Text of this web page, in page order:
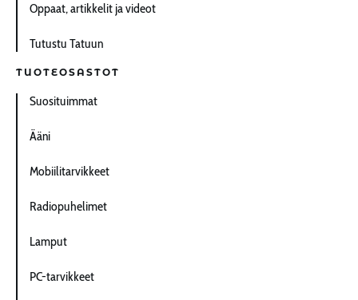
Oppaat, artikkelit ja videot
Tutustu Tatuun
TUOTEOSASTOT
Suosituimmat
Ääni
Mobiilitarvikkeet
Radiopuhelimet
Lamput
PC-tarvikkeet